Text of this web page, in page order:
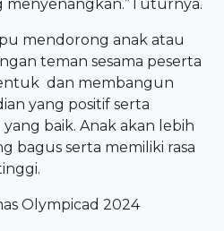
menyenangkan.”Tuturnya.
mendorong anak atau
teman sesama peserta
dan membangun
yang positif serta
baik. Anak akan lebih
bagus serta memiliki rasa
Olympicad 2024